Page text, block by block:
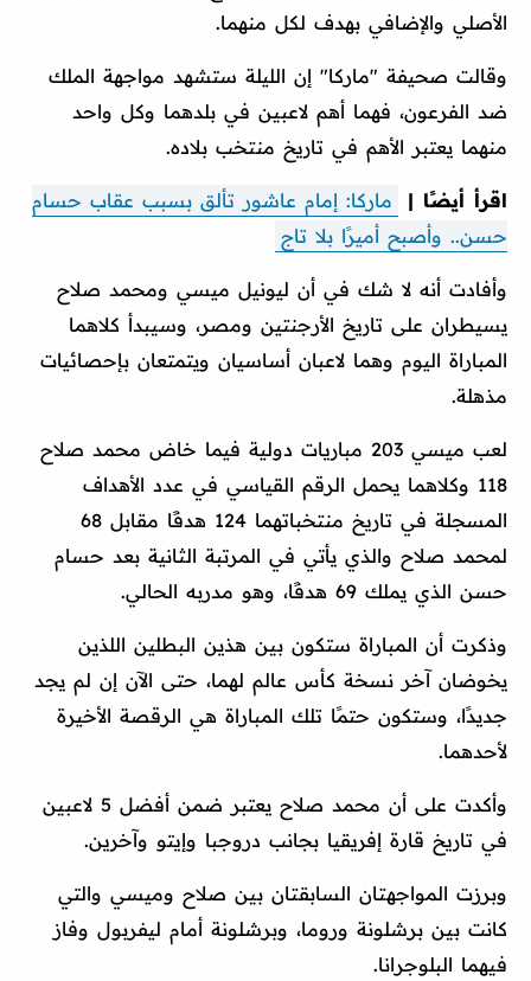
الأصلي والإضافي بهدف لكل منهما.
وقالت صحيفة "ماركا" إن الليلة ستشهد مواجهة الملك
ضد الفرعون، فهما أهم لاعبين في بلدهما وكل واحد
منهما يعتبر الأهم في تاريخ منتخب بلاده.
اقرأ أيضًا |
ماركا: إمام عاشور تألق بسبب عقاب حسام
حسن.. وأصبح أميرًا بلا تاج
وأفادت أنه لا شك في أن ليونيل ميسي ومحمد صلاح
يسيطران على تاريخ الأرجنتين ومصر، وسيبدأ كلاهما
المباراة اليوم وهما لاعبان أساسيان ويتمتعان بإحصائيات
مذهلة.
لعب ميسي 203 مباريات دولية فيما خاض محمد صلاح
118 وكلاهما يحمل الرقم القياسي في عدد الأهداف
المسجلة في تاريخ منتخباتهما 124 هدفًا مقابل 68
لمحمد صلاح والذي يأتي في المرتبة الثانية بعد حسام
حسن الذي يملك 69 هدفًا، وهو مدربه الحالي.
وذكرت أن المباراة ستكون بين هذين البطلين اللذين
يخوضان آخر نسخة كأس عالم لهما، حتى الآن إن لم يجد
جديدًا، وستكون حتمًا تلك المباراة هي الرقصة الأخيرة
لأحدهما.
وأكدت على أن محمد صلاح يعتبر ضمن أفضل 5 لاعبين
في تاريخ قارة إفريقيا بجانب دروجبا وإيتو وآخرين.
وبرزت المواجهتان السابقتان بين صلاح وميسي والتي
كانت بين برشلونة وروما، وبرشلونة أمام ليفربول وفاز
فيهما البلوجرانا.